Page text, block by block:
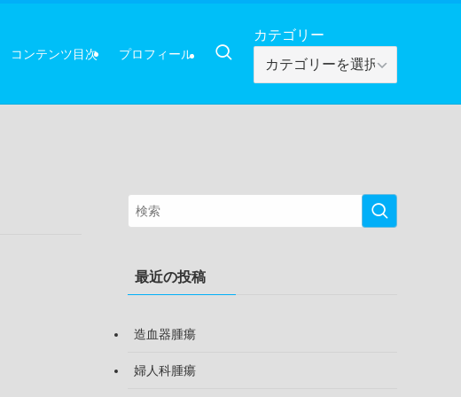
コンテンツ目次 プロフィール
カテゴリー
テ
ゴ
最近の投稿
造血器腫瘍
婦人科腫瘍